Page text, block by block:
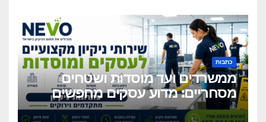
כתבות
ממשרדים ועד מוסדות ושטחים
מסחריים: מדוע עסקים מחפשים
כיום שירותי ניקיון מקצועיים